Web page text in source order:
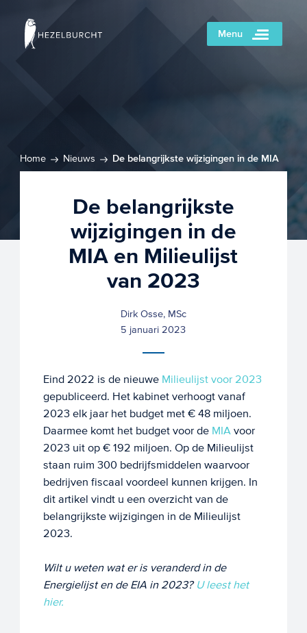
Menu
Home Nieuws
De belangrijkste wijzigingen in de MIA
De belangrijkste
wijzigingen in de
MIA en Milieulijst
van 2023
Dirk Osse, MSc
5 januari 2023
Eind 2022 is de nieuwe Milieulijst voor 2023
gepubliceerd. Het kabinet verhoogt vanaf
2023 elk jaar het budget met € 48 miljoen.
Daarmee komt het budget voor de MIAvoor
2023 uit op € 192 miljoen. Op de Milieulijst
staan ruim 300 bedrijfsmiddelen waarvoor
bedrijven fiscaal voordeel kunnen krijgen. In
dit artikel vindt u een overzicht van de
belangrijkste wijzigingen in de Milieulijst
2023.
Wilt u weten wat er is veranderd in de
Energielijst en de EIA in 2023? U leest het
hier.